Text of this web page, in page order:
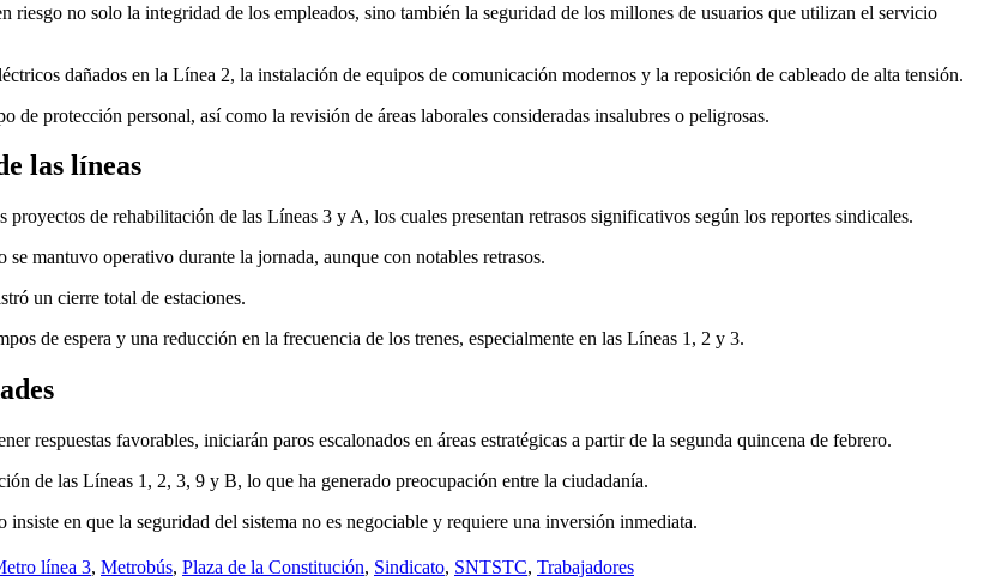
riesgo no solo la integridad de los empleados, sino también la seguridad de los millones de usuarios que utilizan el servicio
dañados en la Línea 2, la instalación de equipos de comunicación modernos y la reposición de cableado de alta tensión.
protección personal, así como la revisión de áreas laborales consideradas insalubres o peligrosas.
las líneas
de rehabilitación de las Líneas 3 y A, los cuales presentan retrasos significativos según los reportes sindicales.
mantuvo operativo durante la jornada, aunque con notables retrasos.
un cierre total de estaciones.
de espera y una reducción en la frecuencia de los trenes, especialmente en las Líneas 1, 2 y 3.
respuestas favorables, iniciarán paros escalonados en áreas estratégicas a partir de la segunda quincena de febrero.
de las Líneas 1, 2, 3, 9 y B, lo que ha generado preocupación entre la ciudadanía.
en que la seguridad del sistema no es negociable y requiere una inversión inmediata.
línea 3, Metrobús, Plaza de la Constitución, Sindicato, SNTSTC, Trabajadores